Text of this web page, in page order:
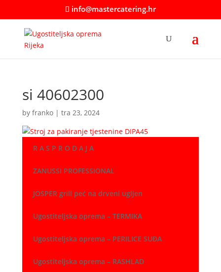
info@mastercatering.hr
si 40602300
by franko| tra 23, 2024
R A S P R O D A J A
ZANUSSI PROFESSIONAL
JOSPER grill peć na drveni ugljen
Ugostiteljska oprema – TERMIKA
Ugostiteljska oprema – PERILICE SUĐA
Ugostiteljska oprema – RASHLAD